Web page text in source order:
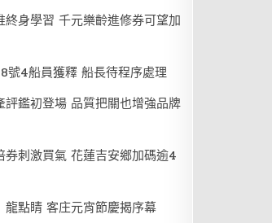
終身學習 千元樂齡進修券可望加
號4船員獲釋 船長待程序處理
評鑑初登場 品質把關也增強品牌
券刺激買氣 花蓮吉安鄉加碼逾4
龍點睛 客庄元宵節慶揭序幕